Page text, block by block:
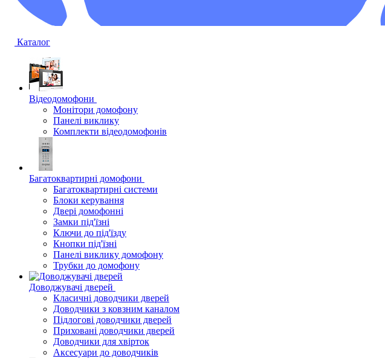
Каталог
Відеодомофони
Монітори домофону
Панелі виклику
Комплекти відеодомофонів
Багатоквартирні домофони
Багатоквартирні системи
Блоки керування
Двері домофонні
Замки під'їзні
Ключи до під'їзду
Кнопки під'їзні
Панелі виклику домофону
Трубки до домофону
Доводжувачі дверей
Класичні доводчики дверей
Доводчики з ковзним каналом
Підлогові доводчики дверей
Приховані доводчики дверей
Доводчики для хвірток
Аксесуари до доводчиків